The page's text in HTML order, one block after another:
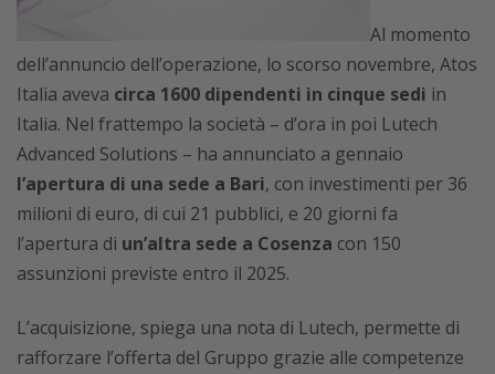
Al momento
dell’annuncio dell’operazione, lo scorso novembre, Atos
Italia aveva circa 1600 dipendenti in cinque sedi in
Italia. Nel frattempo la società – d’ora in poi Lutech
Advanced Solutions – ha annunciato a gennaio
l’apertura di una sede a Bari, con investimenti per 36
milioni di euro, di cui 21 pubblici, e 20 giorni fa
l’apertura di un’altra sede a Cosenza con 150
assunzioni previste entro il 2025.
L’acquisizione, spiega una nota di Lutech, permette di
rafforzare l’offerta del Gruppo grazie alle competenze